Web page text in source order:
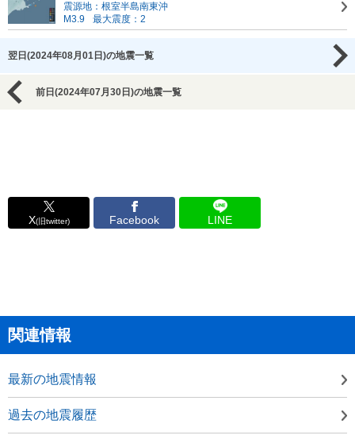
震源地：根室半島南東沖
M3.9
最大震度：2
翌日(2024年08月01日)の地震一覧
前日(2024年07月30日)の地震一覧
X(旧twitter) Facebook LINE
関連情報
最新の地震情報
過去の地震履歴